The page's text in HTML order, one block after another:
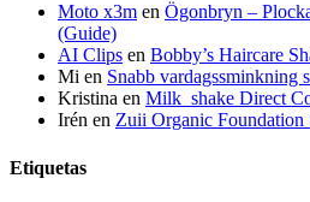
Moto x3m en Ögonbryn –
(Guide)
AI Clips en Bobby’s Haircare
Mi en Snabb vardagssminkning
Kristina en Milk_shake Direct
Irén en Zuii Organic Foundation
Etiquetas